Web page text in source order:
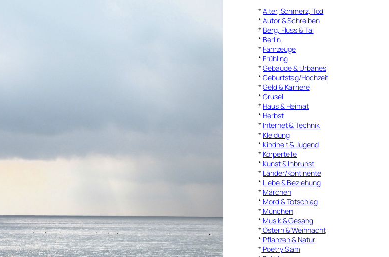
*Alter, Schmerz, Tod
*Autor & Schreiben
* Berg, Fluss & Tal
* Berlin
* Fahrzeuge
* Frühling
*Gebäude & Urbanes
*Geburtstag/Hochzeit
*Geld & Karriere
*Grusel
* Haus & Heimat
* Herbst
* Internet & Technik
* Kleidung
* Kindheit & Jugend
* Körperteile
* Kunst & Inbrunst
* Länder/Kontinente
* Liebe & Beziehung
* Märchen
* Mord & Totschlag
* München
* Musik & Gesang
* Ostern & Weihnacht
* Pflanzen & Natur
* Poetry Slam